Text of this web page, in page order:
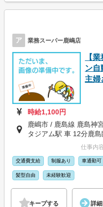
ア 業務スーパー鹿嶋店
【
ン
主
時給1,100円
鹿嶋市 / 鹿島線 鹿島神
タジアム駅 車 12分鹿島
仕事内
交通費支給 制服あり 車通勤可
髪型自由 未経験歓迎
キープする 詳